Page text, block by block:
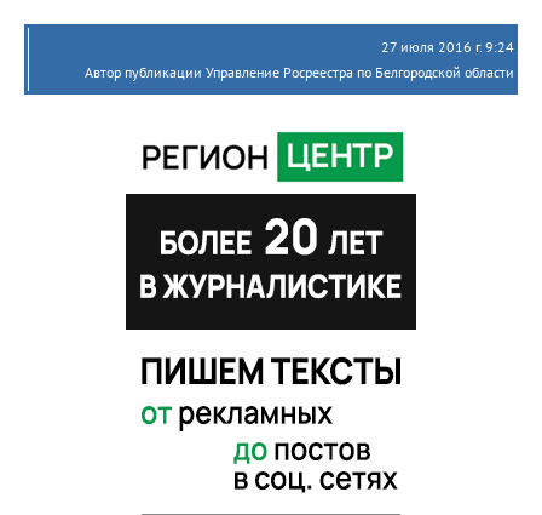
27 июля 2016 г. 9:24
Автор публикации Управление Росреестра по Белгородской области